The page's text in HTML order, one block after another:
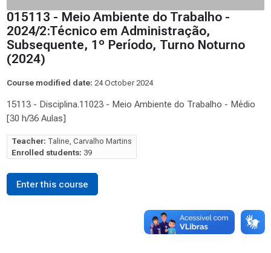
015113 - Meio Ambiente do Trabalho -
2024/2:Técnico em Administração,
Subsequente, 1º Período, Turno Noturno
(2024)
Course modified date: 24 October 2024
15113 - Disciplina.11023 - Meio Ambiente do Trabalho - Médio
[30 h/36 Aulas]
Teacher: Taline, Carvalho Martins
Enrolled students: 39
Enter this course